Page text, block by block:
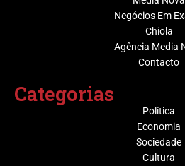
Negócios Em
Chiola
Agência Media
Contacto
Categorias
Política
Economia
Sociedade
Cultura